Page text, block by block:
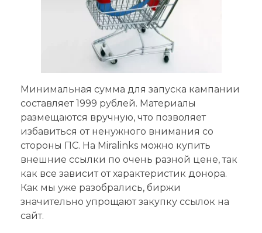
Минимальная сумма для запуска кампании
составляет 1999 рублей. Материалы
размещаются вручную, что позволяет
избавиться от ненужного внимания со
стороны ПС. На Miralinks можно купить
внешние ссылки по очень разной цене, так
как все зависит от характеристик донора.
Как мы уже разобрались, биржи
значительно упрощают закупку ссылок на
сайт.